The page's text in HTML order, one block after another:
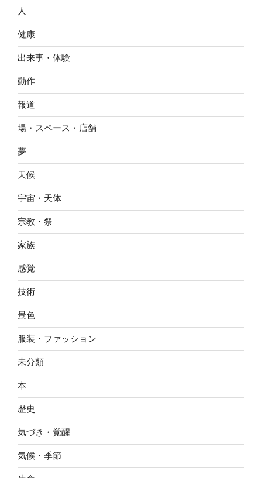
人
健康
出来事・体験
動作
報道
場・スペース・店舗
夢
天候
宇宙・天体
宗教・祭
家族
感覚
技術
景色
服装・ファッション
未分類
本
歴史
気づき・覚醒
気候・季節